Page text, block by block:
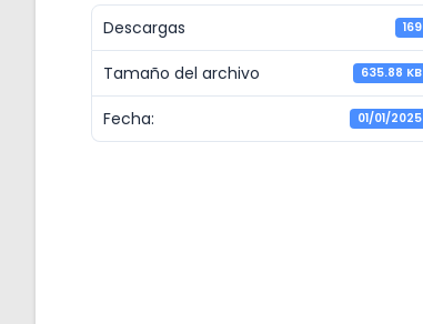
Descargas 169
Tamaño del archivo 635.88 KB
Fecha: 01/01/2025